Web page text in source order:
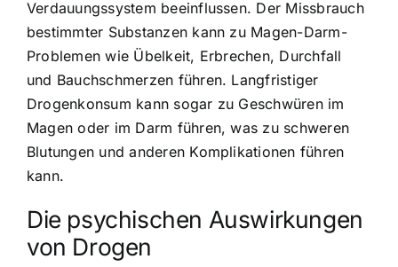
Verdauungssystem beeinflussen. Der Missbrauch
bestimmter Substanzen kann zu Magen-Darm-
Problemen wie Übelkeit, Erbrechen, Durchfall
und Bauchschmerzen führen. Langfristiger
Drogenkonsum kann sogar zu Geschwüren im
Magen oder im Darm führen, was zu schweren
Blutungen und anderen Komplikationen führen
kann.
Die psychischen Auswirkungen
von Drogen